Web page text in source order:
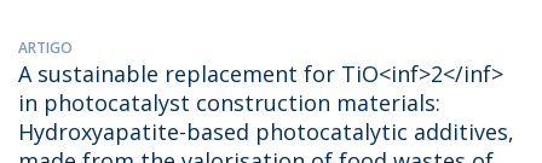
ARTIGO
A sustainable replacement for TiO<inf>2</inf>
in photocatalyst construction materials:
Hydroxyapatite-based photocatalytic additives,